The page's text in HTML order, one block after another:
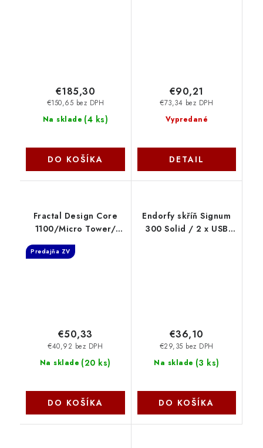
Na sklade (4 ks)
€150,65 bez DPH
€185,30
DO KOŠÍKA
Vypredané
€73,34 bez DPH
€90,21
DETAIL
Fractal Design Core
1100/Micro Tower/
Čierna FD-CA-CORE-
1100-BL
Predajňa ZV
Na sklade (20 ks)
€40,92 bez DPH
€50,33
DO KOŠÍKA
Endorfy skříň Signum
300 Solid / 2 x USB
Na sklade (3 ks)
€29,35 bez DPH
€36,10
DO KOŠÍKA